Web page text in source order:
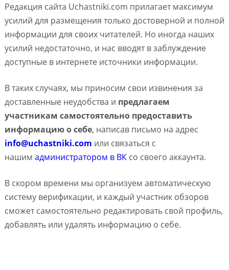
Редакция сайта Uchastniki.com прилагает максимум
усилий для размещения только достоверной и полной
информации для своих читателей. Но иногда наших
усилий недостаточно, и нас вводят в заблуждение
доступные в интернете источники информации.
В таких случаях, мы приносим свои извинения за
доставленные неудобства и предлагаем
участникам самостоятельно предоставить
информацию о себе, написав письмо на адрес
info@uchastniki.com или связаться с
нашим администратором в ВКсо своего аккаунта.
В скором времени мы организуем автоматическую
систему верификации, и каждый участник обзоров
сможет самостоятельно редактировать свой профиль,
добавлять или удалять информацию о себе.